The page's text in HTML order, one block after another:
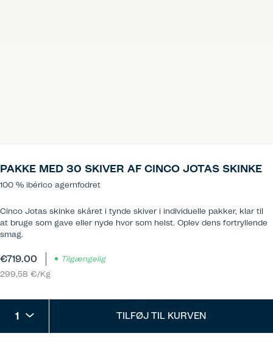
PAKKE MED 30 SKIVER AF CINCO JOTAS SKINKE
100 % ibérico agernfodret
Cinco Jotas skinke skåret i tynde skiver i individuelle pakker, klar til
at bruge som gave eller nyde hvor som helst. Oplev dens fortryllende
smag.
€719.00
Tilgængelig
299,58 €/Kg
1 TILFØJ TIL KURVEN